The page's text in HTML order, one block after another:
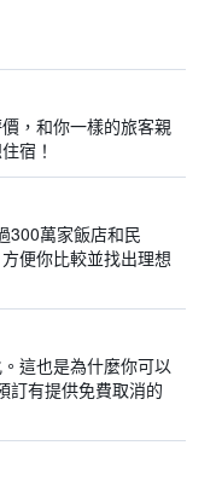
，和你一樣的旅客親
宿！
300萬家飯店和民
便你比較並找出理想
這也是為什麼你可以
訂有提供免費取消的